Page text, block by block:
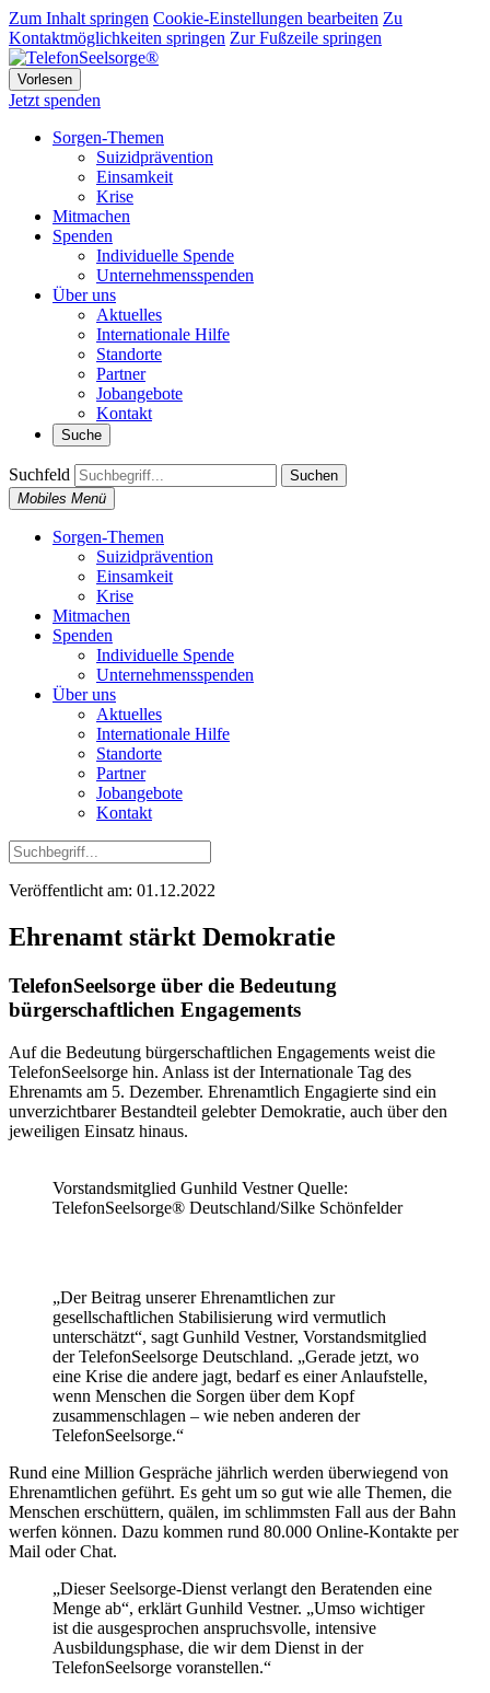
Zum Inhalt springen Cookie-Einstellungen bearbeiten Zu
Kontaktmöglichkeiten springen Zur Fußzeile springen
Vorlesen
Jetzt spenden
Sorgen-Themen
Suizidprävention
Einsamkeit
Krise
Mitmachen
Spenden
Individuelle Spende
Unternehmensspenden
Über uns
Aktuelles
Internationale Hilfe
Standorte
Partner
Jobangebote
Kontakt
Suche
Suchfeld
Suchen
Mobiles Menü
Sorgen-Themen
Suizidprävention
Einsamkeit
Krise
Mitmachen
Spenden
Individuelle Spende
Unternehmensspenden
Über uns
Aktuelles
Internationale Hilfe
Standorte
Partner
Jobangebote
Kontakt
Veröffentlicht am: 01.12.2022
Ehrenamt stärkt Demokratie
TelefonSeelsorge über die Bedeutung
bürgerschaftlichen Engagements
Auf die Bedeutung bürgerschaftlichen Engagements weist die
TelefonSeelsorge hin. Anlass ist der Internationale Tag des
Ehrenamts am 5. Dezember. Ehrenamtlich Engagierte sind ein
unverzichtbarer Bestandteil gelebter Demokratie, auch über den
jeweiligen Einsatz hinaus.
Vorstandsmitglied Gunhild Vestner Quelle:
TelefonSeelsorge® Deutschland/Silke Schönfelder
„Der Beitrag unserer Ehrenamtlichen zur
gesellschaftlichen Stabilisierung wird vermutlich
unterschätzt“, sagt Gunhild Vestner, Vorstandsmitglied
der TelefonSeelsorge Deutschland. „Gerade jetzt, wo
eine Krise die andere jagt, bedarf es einer Anlaufstelle,
wenn Menschen die Sorgen über dem Kopf
zusammenschlagen – wie neben anderen der
TelefonSeelsorge.“
Rund eine Million Gespräche jährlich werden überwiegend von
Ehrenamtlichen geführt. Es geht um so gut wie alle Themen, die
Menschen erschüttern, quälen, im schlimmsten Fall aus der Bahn
werfen können. Dazu kommen rund 80.000 Online-Kontakte per
Mail oder Chat.
„Dieser Seelsorge-Dienst verlangt den Beratenden eine
Menge ab“, erklärt Gunhild Vestner. „Umso wichtiger
ist die ausgesprochen anspruchsvolle, intensive
Ausbildungsphase, die wir dem Dienst in der
TelefonSeelsorge voranstellen.“